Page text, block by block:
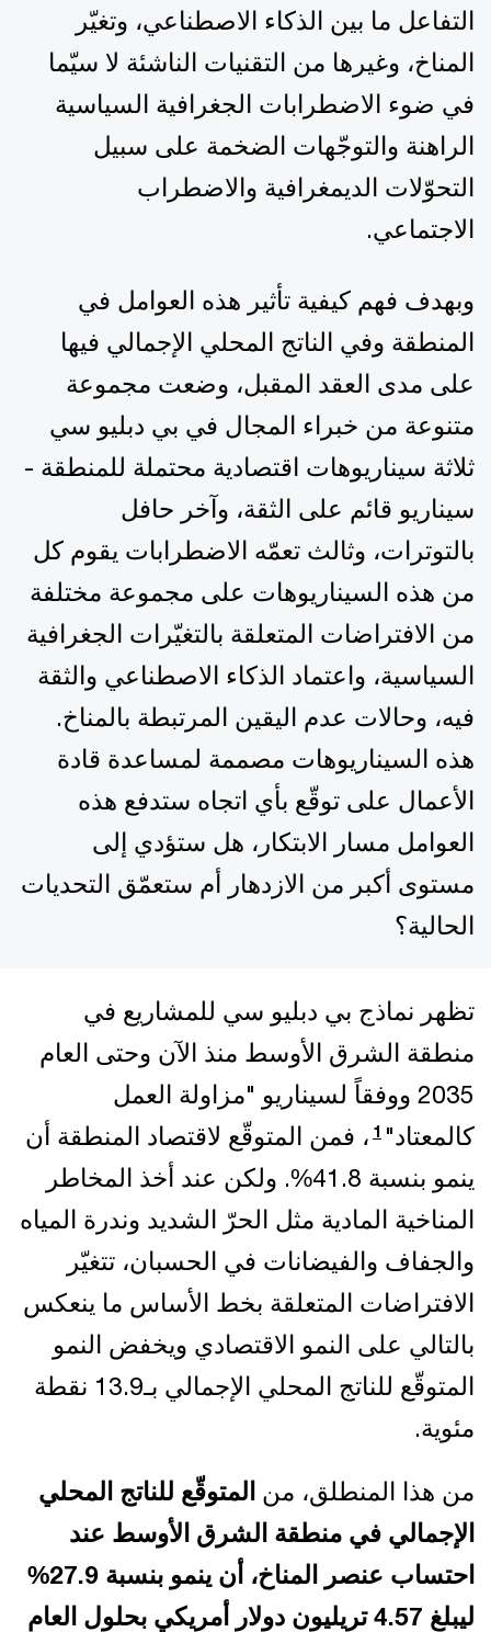
التفاعل ما بين الذكاء الاصطناعي، وتغيّر
المناخ، وغيرها من التقنيات الناشئة لا سيّما
في ضوء الاضطرابات الجغرافية السياسية
الراهنة والتوجّهات الضخمة على سبيل
التحوّلات الديمغرافية والاضطراب
الاجتماعي.
وبهدف فهم كيفية تأثير هذه العوامل في
المنطقة وفي الناتج المحلي الإجمالي فيها
على مدى العقد المقبل، وضعت مجموعة
متنوعة من خبراء المجال في بي دبليو سي
ثلاثة سيناريوهات اقتصادية محتملة للمنطقة -
سيناريو قائم على الثقة، وآخر حافل
بالتوترات، وثالث تعمّه الاضطرابات يقوم كل
من هذه السيناريوهات على مجموعة مختلفة
من الافتراضات المتعلقة بالتغيّرات الجغرافية
السياسية، واعتماد الذكاء الاصطناعي والثقة
فيه، وحالات عدم اليقين المرتبطة بالمناخ.
هذه السيناريوهات مصممة لمساعدة قادة
الأعمال على توقّع بأي اتجاه ستدفع هذه
العوامل مسار الابتكار، هل ستؤدي إلى
مستوى أكبر من الازدهار أم ستعمّق التحديات
الحالية؟
تظهر نماذج بي دبليو سي للمشاريع في
منطقة الشرق الأوسط منذ الآن وحتى العام
2035 ووفقاً
لسيناريو "مزاولة العمل
كالمعتاد" 1 ، فمن المتوقّع لاقتصاد المنطقة أن
ينمو بنسبة 41.8%. ولكن عند أخذ المخاطر
المناخية المادية مثل الحرّ الشديد وندرة المياه
والجفاف والفيضانات في الحسبان، تتغيّر
الافتراضات المتعلقة بخط الأساس ما ينعكس
بالتالي على النمو الاقتصادي ويخفض النمو
المتوقّع للناتج المحلي الإجمالي بـ13.9 نقطة
مئوية.
من هذا المنطلق، من المتوقّع للناتج المحلي
الإجمالي في منطقة الشرق الأوسط عند
احتساب عنصر المناخ، أن ينمو بنسبة 27.9%
ليبلغ 4.57 تريليون دولار أمريكي بحلول العام